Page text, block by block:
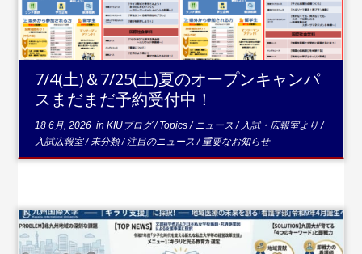
7/4(土)＆7/25(土)夏のオープンキャンパ
スまだまだ予約受付中！
18 6月, 2026 inKIUブログ/Topics/ニュース/ 入試・広報室より/
入試広報室/未分類/注目のニュース/重要なお知らせ